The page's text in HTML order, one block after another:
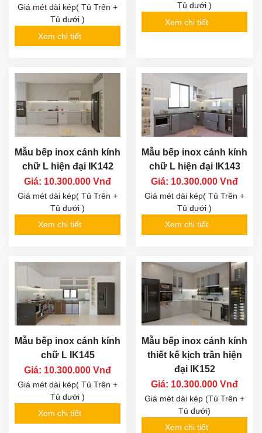
Giá mét dài kép( Tủ Trên +
Tủ dưới )
Xem chi tiết
Tủ dưới )
Xem chi tiết
Mẫu bếp inox cánh kính
chữ L hiện đại IK142
Giá: 10.300.000 Vnđ
Giá mét dài kép( Tủ Trên +
Tủ dưới )
Xem chi tiết
Mẫu bếp inox cánh kính
chữ L hiện đại IK143
Giá: 10.300.000 Vnđ
Giá mét dài kép( Tủ Trên +
Tủ dưới )
Xem chi tiết
Mẫu bếp inox cánh kính
chữ L IK145
Giá: 10.300.000 Vnđ
Giá mét dài kép( Tủ Trên +
Tủ dưới )
Xem chi tiết
Mẫu bếp inox cánh kính
thiết kế kịch trần hiện
đại IK152
Giá: 10.300.000 Vnđ
Giá mét dài kép (Tủ Trên +
Tủ dưới)
Xem chi tiết